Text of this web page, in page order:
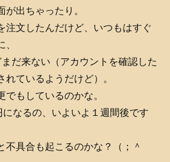
出ちゃったり。
注文したんだけど、いつもはすぐ
だ来ない（アカウントを確認した
れているようだけど）。
もしているのかな。
なるの、いよいよ１週間後です
不具合も起こるのかな？（；＾